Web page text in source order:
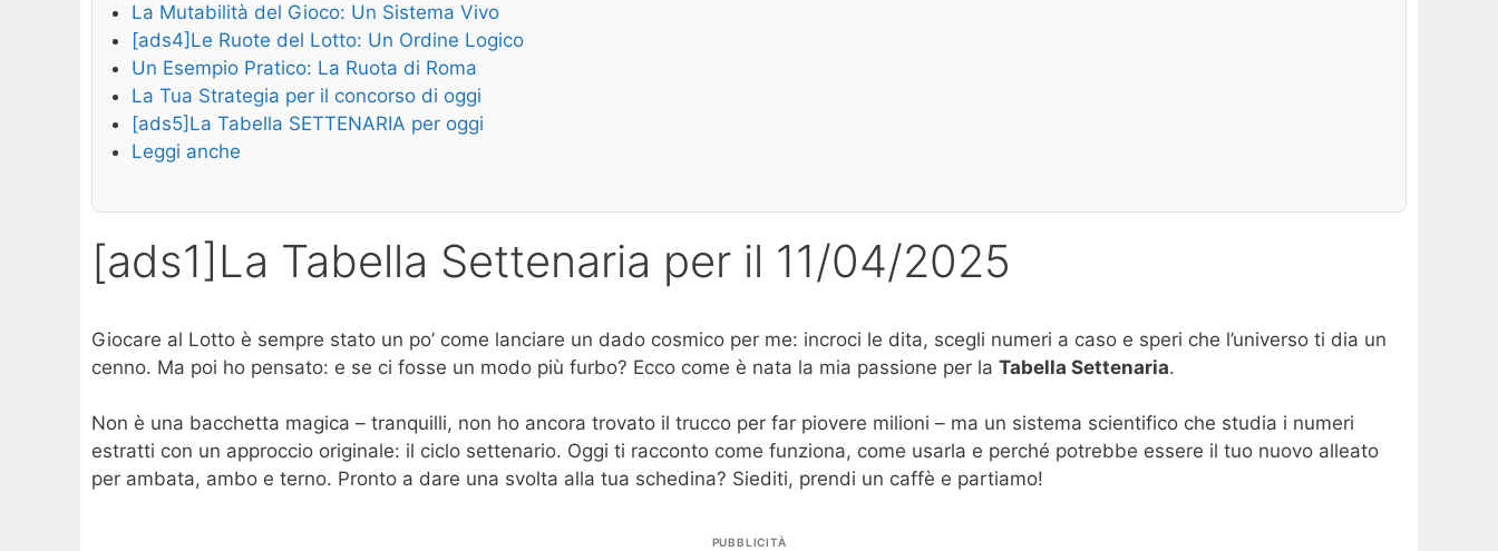
La Mutabilità del Gioco: Un Sistema Vivo
[ads4]Le Ruote del Lotto: Un Ordine Logico
Un Esempio Pratico: La Ruota di Roma
La Tua Strategia per il concorso di oggi
[ads5]La Tabella SETTENARIA per oggi
Leggi anche
[ads1]La Tabella Settenaria per il 11/04/2025
Giocare al Lotto è sempre stato un po’ come lanciare un dado cosmico per me: incroci le dita, scegli numeri a caso e speri che l’universo ti dia un
cenno. Ma poi ho pensato: e se ci fosse un modo più furbo? Ecco come è nata la mia passione per la Tabella Settenaria.
Non è una bacchetta magica – tranquilli, non ho ancora trovato il trucco per far piovere milioni – ma un sistema scientifico che studia i numeri
estratti con un approccio originale: il ciclo settenario. Oggi ti racconto come funziona, come usarla e perché potrebbe essere il tuo nuovo alleato
per ambata, ambo e terno. Pronto a dare una svolta alla tua schedina? Siediti, prendi un caffè e partiamo!
PUBBLICITÀ